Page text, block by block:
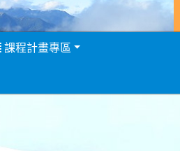
課程計畫專區